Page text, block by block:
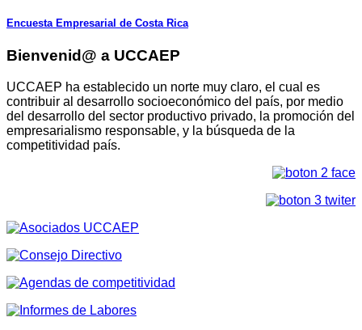
Encuesta Empresarial de Costa Rica
Bienvenid@ a UCCAEP
UCCAEP ha establecido un norte muy claro, el cual es
contribuir al desarrollo socioeconómico del país, por medio
del desarrollo del sector productivo privado, la promoción del
empresarialismo responsable, y la búsqueda de la
competitividad país.